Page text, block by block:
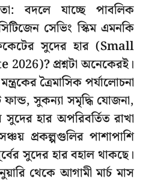
বদলে যাচ্ছে পাবলিক
সেভিং স্কিম এমনকি
সুদের হার (Small
প্রশ্নটা অনেকেরই।
ত্রৈমাসিক পর্যালোচনা
সুকন্যা সমৃদ্ধি যোজনা,
হার অপরিবর্তিত রাখা
প্রকল্পগুলির পাশাপাশি
সুদের হার বহাল থাকছে।
থেকে আগামী মার্চ মাস